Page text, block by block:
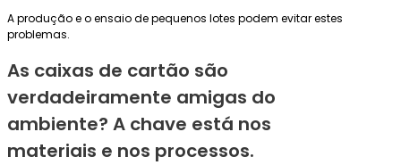
A produção e o ensaio de pequenos lotes podem evitar estes
problemas.
As caixas de cartão são
verdadeiramente amigas do
ambiente? A chave está nos
materiais e nos processos.